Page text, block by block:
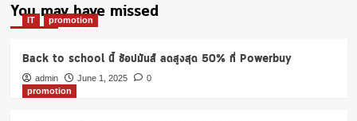
You may have missed
IT promotion
Back to school นี้ ช้อปมันส์ ลดสูงสุด 50% ที่ Powerbuy
admin June 1, 2025
0
promotion